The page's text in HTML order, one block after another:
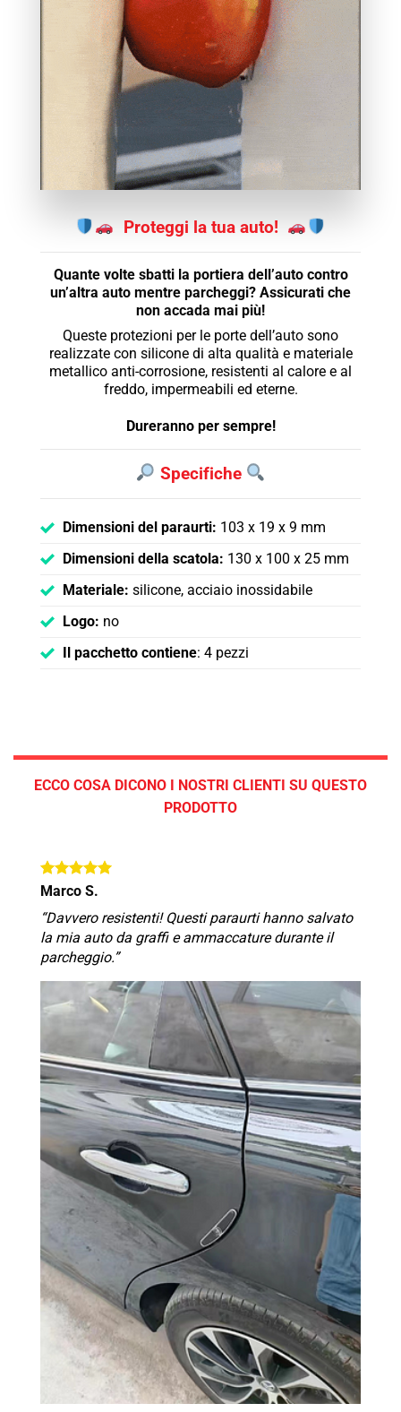
Proteggi la tua auto!
Quante volte sbatti la portiera dell’auto contro
un’altra auto mentre parcheggi? Assicurati che
non accada mai più!
Queste protezioni per le porte dell’auto sono
realizzate con silicone di alta qualità e materiale
metallico anti-corrosione, resistenti al calore e al
freddo, impermeabili ed eterne.
Dureranno per sempre!
Specifiche
Dimensioni del paraurti: 103 x 19 x 9 mm
Dimensioni della scatola: 130 x 100 x 25 mm
Materiale: silicone, acciaio inossidabile
Logo: no
Il pacchetto contiene: 4 pezzi
ECCO COSA DICONO I NOSTRI CLIENTI SU QUESTO
PRODOTTO
Marco S.
“Davvero resistenti! Questi paraurti hanno salvato
la mia auto da graffi e ammaccature durante il
parcheggio.”